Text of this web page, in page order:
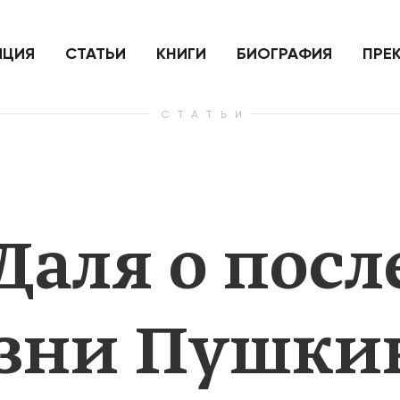
нанесенный по самим себе
СТАТЬИ КНИГИ БИОГРАФИЯ
СТАТЬИ
о